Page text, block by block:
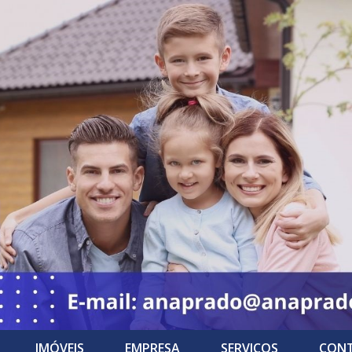
IMÓVEIS EMPRESA SERVIÇOS